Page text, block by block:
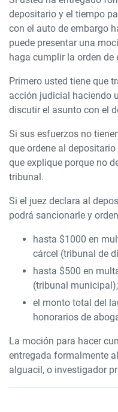
depositario y el tiempo
con el auto de embargo
puede presentar una
haga cumplir la orden de
Primero usted tiene que
acción judicial haciendo
discutir el asunto con el
Si sus esfuerzos no
que ordene al
que explique porque no
tribunal.
Si el juez declara al
podrá sancionarle y
hasta $1000 en
cárcel (tribunal de
hasta $500 en
(tribunal municipal);
el monto total del
honorarios de
La moción para hacer
entregada formalmente
alguacil, o investigador